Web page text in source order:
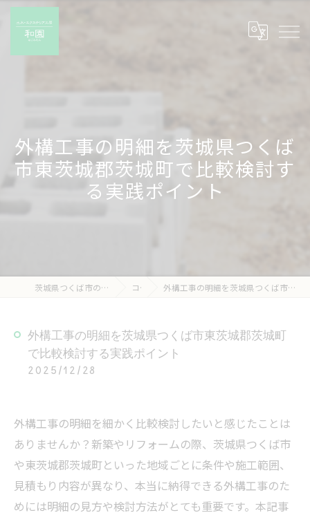
外構工事の明細を茨城県つくば
市東茨城郡茨城町で比較検討す
る実践ポイント
茨城県つくば市の外構工事なら有限会社和園 コラム 外構工事の明細を茨城県つくば市東茨城郡茨城町で比較検討する実践ポイント
外構工事の明細を茨城県つくば市東茨城郡茨城町
で比較検討する実践ポイント
2025/12/28
外構工事の明細を細かく比較検討したいと感じたことは
ありませんか？新築やリフォームの際、茨城県つくば市
や東茨城郡茨城町といった地域ごとに条件や施工範囲、
見積もり内容が異なり、本当に納得できる外構工事のた
めには明細の見方や検討方法がとても重要です。本記事